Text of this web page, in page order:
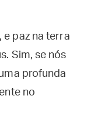
e paz na terra
Sim, se nós
profunda
no